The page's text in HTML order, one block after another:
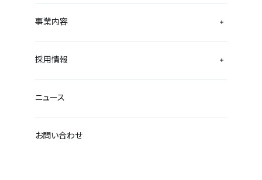
事業内容
採用情報
ニュース
お問い合わせ